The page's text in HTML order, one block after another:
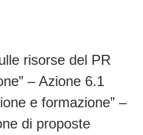
risorse del PR
– Azione 6.1
e formazione” –
di proposte